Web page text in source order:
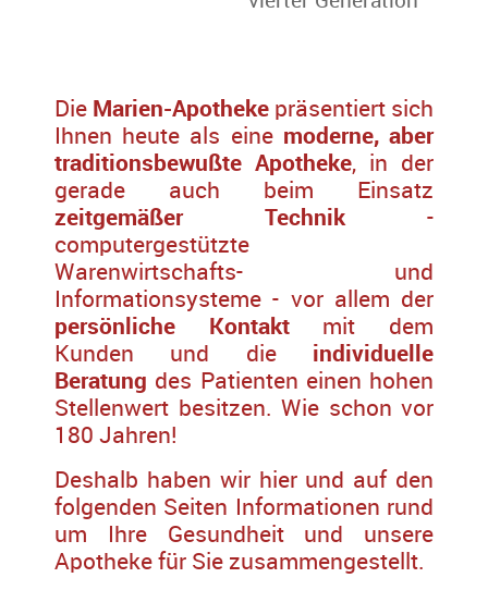
Die Marien-Apotheke präsentiert sich
Ihnen heute als eine moderne, aber
traditionsbewußte Apotheke, in der
gerade auch beim Einsatz
zeitgemäßer Technik -
computergestützte
Warenwirtschafts- und
Informationsysteme - vor allem der
persönliche Kontaktmit dem
Kunden und die individuelle
Beratung des Patienten einen hohen
Stellenwert besitzen. Wie schon vor
180 Jahren!
Deshalb haben wir hier und auf den
folgenden Seiten Informationen rund
um Ihre Gesundheit und unsere
Apotheke für Sie zusammengestellt.